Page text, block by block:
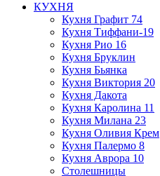
КУХНЯ
Кухня Графит 74
Кухня Тиффани-19
Кухня Рио 16
Кухня Бруклин
Кухня Бьянка
Кухня Виктория 20
Кухня Дакота
Кухня Каролина 11
Кухня Милана 23
Кухня Оливия Крем
Кухня Палермо 8
Кухня Аврора 10
Столешницы